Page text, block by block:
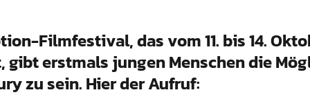
Filmfestival, das vom 11. bis 14.
erstmals jungen Menschen die
zu sein. Hier der Aufruf: